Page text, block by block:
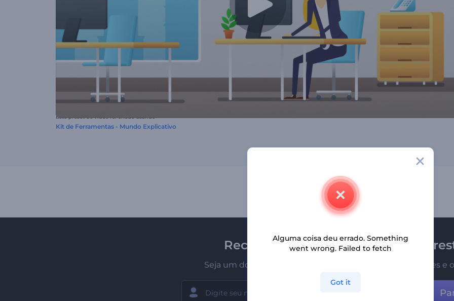
Este preset de vídeo foi criado usando
Kit de Ferramentas - Mundo Explicativo
Receba a newsletter da
Seja um dos primeiros a receber nossas últimas novidades e
Alguma coisa deu errado. Something
went wrong. Failed to fetch
Got it